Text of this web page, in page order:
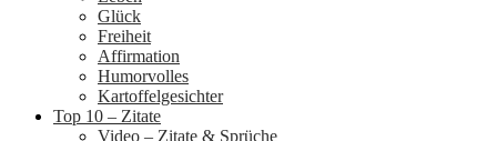
Glück
Freiheit
Affirmation
Humorvolles
Kartoffelgesichter
Top 10 – Zitate
Video – Zitate & Sprüche